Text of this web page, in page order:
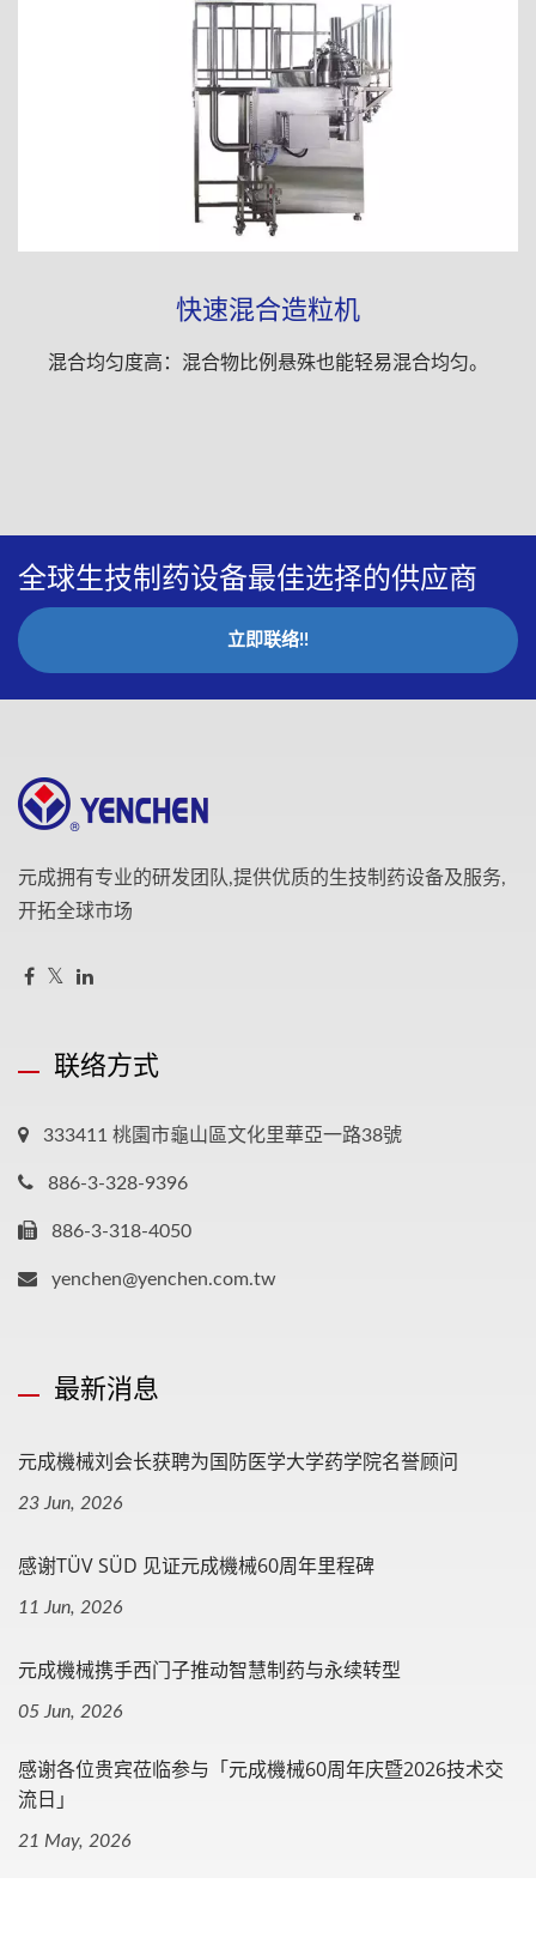
快速混合造粒机
混合均匀度高：混合物比例悬殊也能轻易混合均匀。
全球生技制药设备最佳选择的供应商
立即联络!!
元成拥有专业的研发团队,提供优质的生技制药设备及服务,
开拓全球市场
联络方式
333411 桃園市龜山區文化里華亞一路38號
886-3-328-9396
886-3-318-4050
yenchen@yenchen.com.tw
最新消息
元成機械刘会长获聘为国防医学大学药学院名誉顾问
23 Jun, 2026
感谢TÜV SÜD 见证元成機械60周年里程碑
11 Jun, 2026
元成機械携手西门子推动智慧制药与永续转型
05 Jun, 2026
感谢各位贵宾莅临参与「元成機械60周年庆暨2026技术交
流日」
21 May, 2026